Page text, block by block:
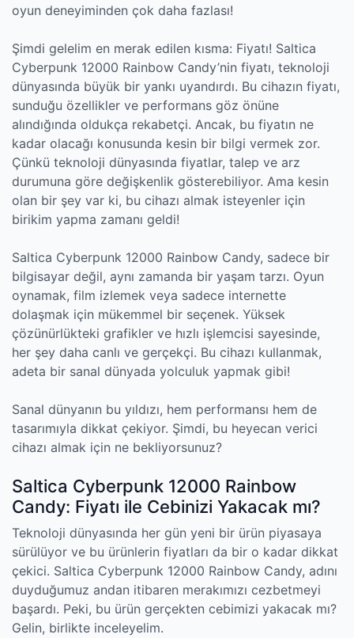
oyun deneyiminden çok daha fazlası!
Şimdi gelelim en merak edilen kısma: Fiyatı! Saltica
Cyberpunk 12000 Rainbow Candy’nin fiyatı, teknoloji
dünyasında büyük bir yankı uyandırdı. Bu cihazın fiyatı,
sunduğu özellikler ve performans göz önüne
alındığında oldukça rekabetçi. Ancak, bu fiyatın ne
kadar olacağı konusunda kesin bir bilgi vermek zor.
Çünkü teknoloji dünyasında fiyatlar, talep ve arz
durumuna göre değişkenlik gösterebiliyor. Ama kesin
olan bir şey var ki, bu cihazı almak isteyenler için
birikim yapma zamanı geldi!
Saltica Cyberpunk 12000 Rainbow Candy, sadece bir
bilgisayar değil, aynı zamanda bir yaşam tarzı. Oyun
oynamak, film izlemek veya sadece internette
dolaşmak için mükemmel bir seçenek. Yüksek
çözünürlükteki grafikler ve hızlı işlemcisi sayesinde,
her şey daha canlı ve gerçekçi. Bu cihazı kullanmak,
adeta bir sanal dünyada yolculuk yapmak gibi!
Sanal dünyanın bu yıldızı, hem performansı hem de
tasarımıyla dikkat çekiyor. Şimdi, bu heyecan verici
cihazı almak için ne bekliyorsunuz?
Saltica Cyberpunk 12000 Rainbow
Candy: Fiyatı ile Cebinizi Yakacak mı?
Teknoloji dünyasında her gün yeni bir ürün piyasaya
sürülüyor ve bu ürünlerin fiyatları da bir o kadar dikkat
çekici. Saltica Cyberpunk 12000 Rainbow Candy, adını
duyduğumuz andan itibaren merakımızı cezbetmeyi
başardı. Peki, bu ürün gerçekten cebimizi yakacak mı?
Gelin, birlikte inceleyelim.